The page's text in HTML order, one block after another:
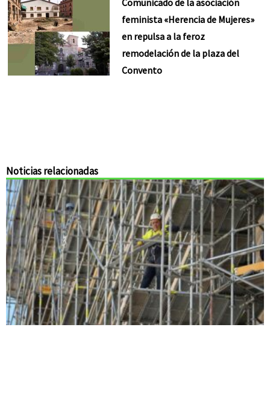
Comunicado de la asociación
feminista «Herencia de Mujeres»
en repulsa a la feroz
remodelación de la plaza del
Convento
Noticias relacionadas